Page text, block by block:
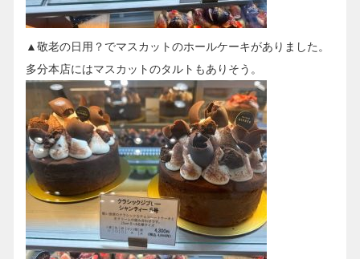
▲敬老の日用？でマスカットのホールケーキがありました。
多分本店にはマスカットのタルトもありそう。